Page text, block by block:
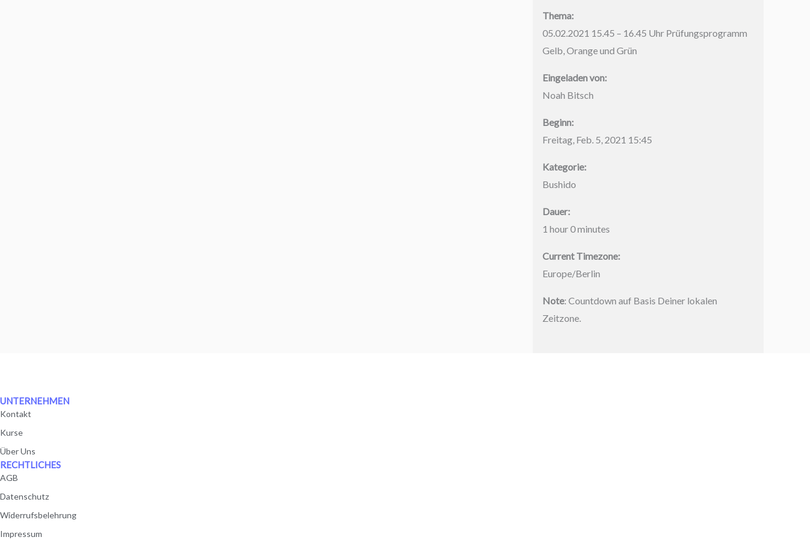
Thema:
05.02.2021 15.45 – 16.45 Uhr Prüfungsprogramm
Gelb, Orange und Grün
Eingeladen von:
Noah Bitsch
Beginn:
Freitag, Feb. 5, 2021 15:45
Kategorie:
Bushido
Dauer:
1 hour 0 minutes
Current Timezone:
Europe/Berlin
Note: Countdown auf Basis Deiner lokalen
Zeitzone.
UNTERNEHMEN
Kontakt
Kurse
Über Uns
RECHTLICHES
AGB
Datenschutz
Widerrufsbelehrung
Impressum